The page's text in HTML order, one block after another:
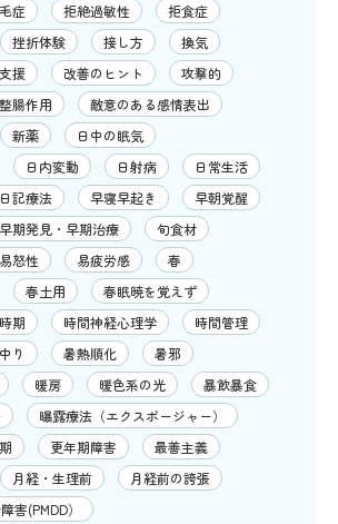
症 拒絶過敏性
拒食症
挫折体験 接し方
換気
支援 改善のヒント
攻撃的
整腸作用
敵意のある感情表出
新薬
日中の眠気
日内変動 日射病
日常生活
日記療法 早寝早起き
早朝覚醒
早期発見・早期治療
旬食材
易怒性 易疲労感
春
春土用
春眠暁を覚えず
時期 時間神経心理学
時間管理
り 暑熱順化
暑邪
暖房 暖色系の光
暴飲暴食
曝露療法（エクスポージャー）
更年期障害
最善主義
月経・生理前
月経前の誇張
害(PMDD）